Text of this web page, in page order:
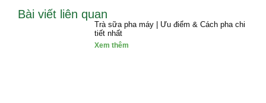
Bài viết liên quan
Trà sữa pha máy | Ưu điểm & Cách pha chi
tiết nhất
Xem thêm